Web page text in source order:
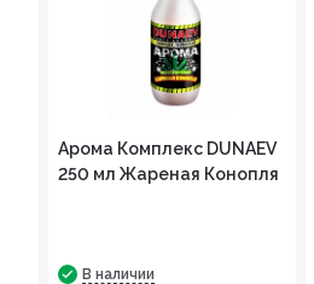
Арома Комплекс DUNAEV
250 мл Жареная Конопля
В наличии